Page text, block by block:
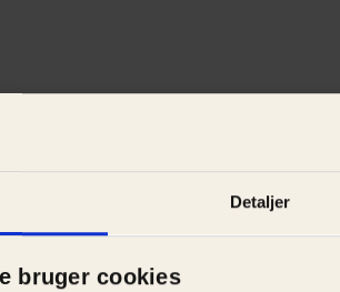
Detaljer
bruger cookies